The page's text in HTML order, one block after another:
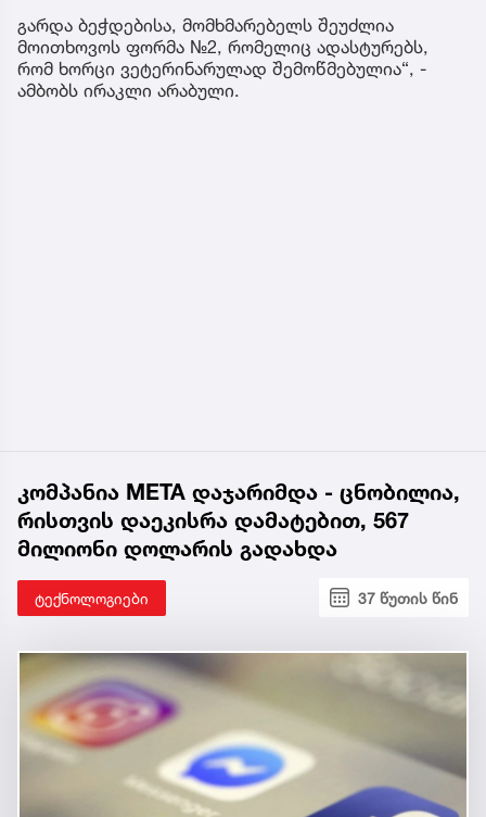
გარდა ბეჭდებისა, მომხმარებელს შეუძლია
მოითხოვოს ფორმა №2, რომელიც ადასტურებს,
რომ ხორცი ვეტერინარულად შემოწმებულია“, -
ამბობს ირაკლი არაბული.
კომპანია META დაჯარიმდა - ცნობილია,
რისთვის დაეკისრა დამატებით, 567
მილიონი დოლარის გადახდა
ტექნოლოგიები 37 წუთის წინ